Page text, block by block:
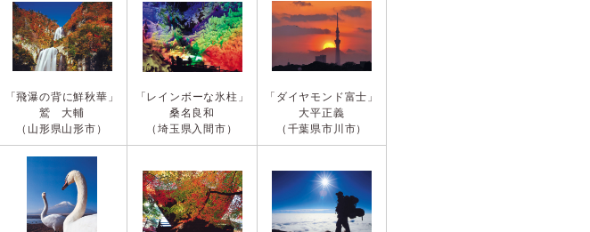
「飛瀑の背に鮮秋華」
鷲 大輔
（山形県山形市）
「レインボーな氷柱」
桑名良和
（埼玉県入間市）
「ダイヤモンド富士」
大平正義
（千葉県市川市）